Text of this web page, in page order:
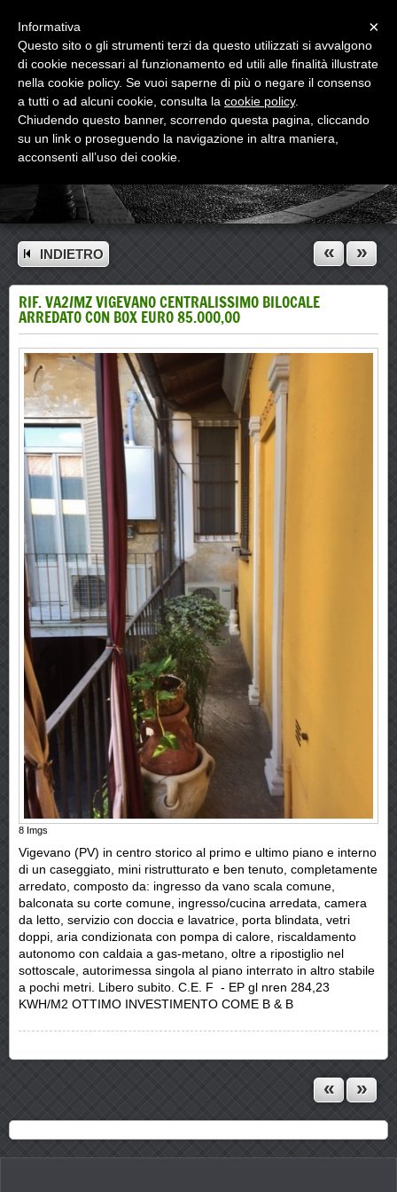
INDIETRO « »
RIF. VA2/MZ VIGEVANO CENTRALISSIMO BILOCALE
ARREDATO CON BOX EURO 85.000,00
8 Imgs
Vigevano (PV) in centro storico al primo e ultimo piano e interno
di un caseggiato, mini ristrutturato e ben tenuto, completamente
arredato, composto da: ingresso da vano scala comune,
balconata su corte comune, ingresso/cucina arredata, camera
da letto, servizio con doccia e lavatrice, porta blindata, vetri
doppi, aria condizionata con pompa di calore, riscaldamento
autonomo con caldaia a gas-metano, oltre a ripostiglio nel
sottoscale, autorimessa singola al piano interrato in altro stabile
a pochi metri. Libero subito. C.E. F - EP gl nren 284,23
KWH/M2 OTTIMO INVESTIMENTO COME B & B
« »
×
Informativa
Questo sito o gli strumenti terzi da questo utilizzati si avvalgono
di cookie necessari al funzionamento ed utili alle finalità illustrate
nella cookie policy. Se vuoi saperne di più o negare il consenso
a tutti o ad alcuni cookie, consulta la cookie policy.
Chiudendo questo banner, scorrendo questa pagina, cliccando
su un link o proseguendo la navigazione in altra maniera,
acconsenti all’uso dei cookie.